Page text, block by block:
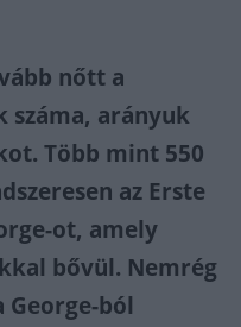
nőtt a
arányuk
Több mint 550
az Erste
ot, amely
bővül. Nemrég
ból